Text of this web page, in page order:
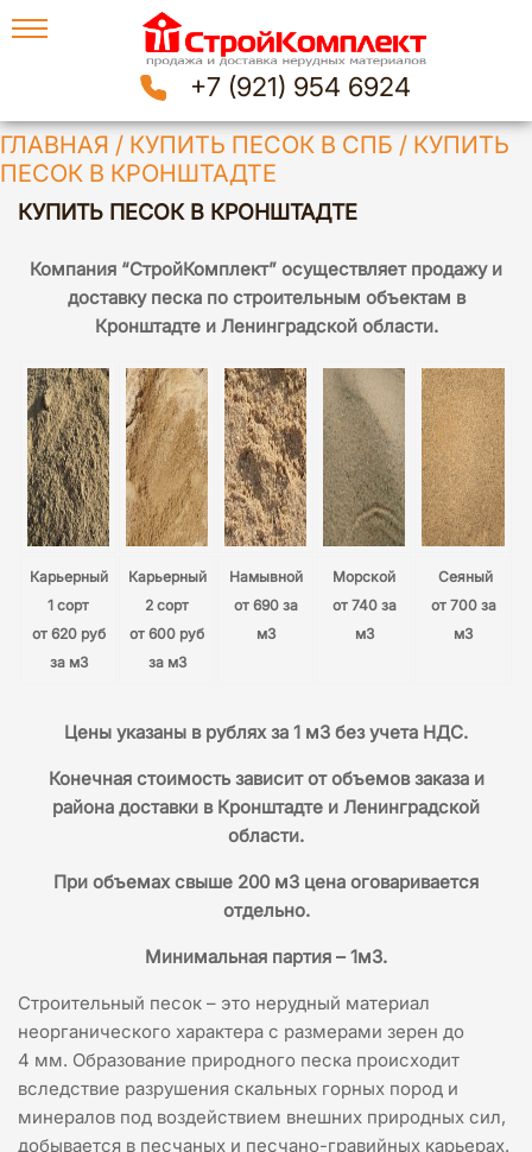
+7 (921) 954 6924
ГЛАВНАЯ / КУПИТЬ ПЕСОК В СПБ / КУПИТЬ
ПЕСОК В КРОНШТАДТЕ
КУПИТЬ ПЕСОК В КРОНШТАДТЕ
Компания “СтройКомплект” осуществляет продажу и
доставку песка по строительным объектам в
Кронштадте и Ленинградской области.
Карьерный
1 сорт
от 620 руб
за м3
Карьерный
2 сорт
от 600 руб
за м3
Намывной
от 690 за
м3
Морской
от 740 за
м3
Сеяный
от 700 за
м3
Цены указаны в рублях за 1 м3 без учета НДС.
Конечная стоимость зависит от объемов заказа и
района доставки в Кронштадте и Ленинградской
области.
При объемах свыше 200 м3 цена оговаривается
отдельно.
Минимальная партия – 1м3.
Строительный песок – это нерудный материал
неорганического характера с размерами зерен до
4 мм. Образование природного песка происходит
вследствие разрушения скальных горных пород и
минералов под воздействием внешних природных сил,
добывается в песчаных и песчано-гравийных карьерах.